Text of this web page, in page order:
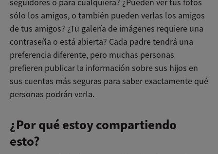
seguidores o para cualquiera? ¿Pueden ver tus fotos
sólo los amigos, o también pueden verlas los amigos
de tus amigos? ¿Tu galería de imágenes requiere una
contraseña o está abierta? Cada padre tendrá una
preferencia diferente, pero muchas personas
prefieren publicar la información sobre sus hijos en
sus cuentas más seguras para saber exactamente qué
personas podrán verla.
¿Por qué estoy compartiendo
esto?